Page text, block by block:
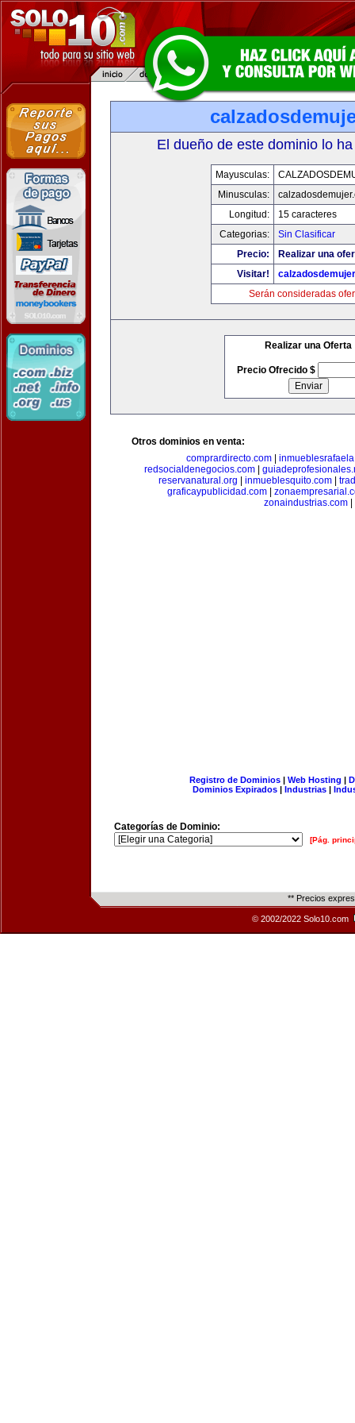
El dueño de este dominio lo
Mayusculas:
Minusculas:
Longitud:
15 caracteres
Categorias:
Sin Clasificar
Precio:
Realizar una
Visitar!
Serán consideradas
Realizar una Oferta
Precio Ofrecido $
Otros dominios en venta:
comprardirecto.com
redsocialdenegocios.com|
reservanatural.org
inmueblesquito.com
graficaypublicidad.com
zonaindustrias.com
Registro de Dominios| Web Hosting |
Dominios Expirados | Industrias |
Categorías de Dominio:
[Pág.
** Precios
© 2002/2022 Solo10.com